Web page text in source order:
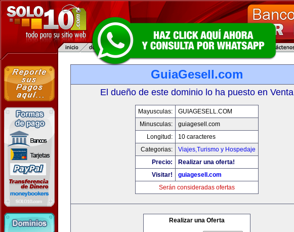
GuiaGesell.com
El dueño de este dominio lo ha puesto en Venta
Mayusculas:
GUIAGESELL.COM
Minusculas:
guiagesell.com
Longitud:
10 caracteres
Categorias:
Viajes,Turismo y Hospedaje
Precio:
Realizar una oferta!
Visitar!
guiagesell.com
Serán consideradas ofertas
Realizar una Oferta